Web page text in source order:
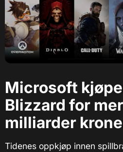
Microsoft
Blizzard for
milliarder
Tidenes oppkjøp innen